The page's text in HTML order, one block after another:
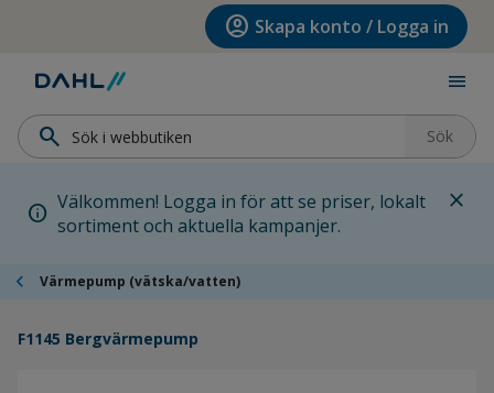
Hoppa till huvudinnehållet account_circle Skapa konto / Logga in
menu
search Sök
info Välkommen! Logga in för att se priser, lokalt
sortiment och aktuella kampanjer.
close
chevron_left Värmepump (vätska/vatten)
F1145 Bergvärmepump